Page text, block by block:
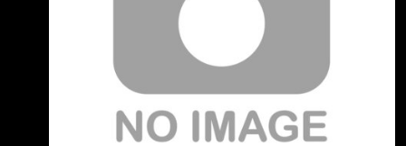
悍將們將穿上《進擊的巨人》聯名主題球衣，一
起齊心捍衛新莊城堡 「獻出你的心臟吧！」 悍
將在主題日期間將穿上與《進擊的巨人》聯名主
題球衣，主題球衣結合調查兵團元素， 也是悍
將隊史首次穿上全套黑色球衣，帥氣程度爆表。
球場大螢幕將換上帥氣的出場動畫